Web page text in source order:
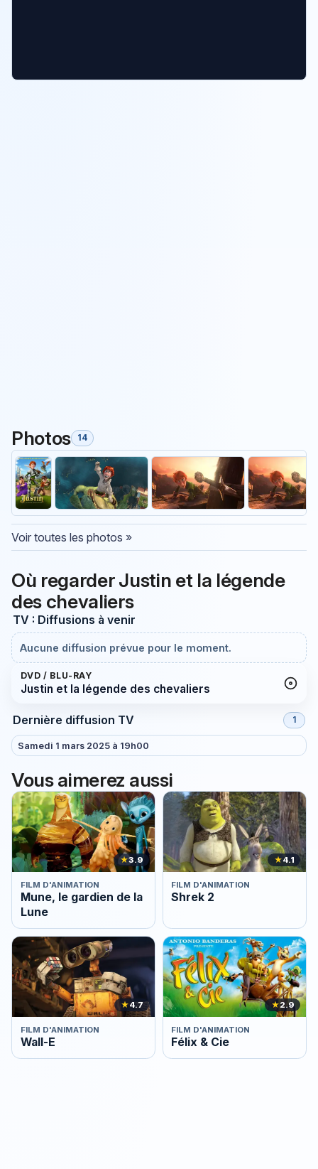
Photos 14
Voir toutes les photos »
Où regarder Justin et la légende
des chevaliers
TV : Diffusions à venir
Aucune diffusion prévue pour le moment.
DVD / BLU-RAY
Justin et la légende des chevaliers
Dernière diffusion TV 1
Samedi 1 mars 2025 à 19h00
Vous aimerez aussi
★3.9
FILM D'ANIMATION
Mune, le gardien de la
Lune
★4.1
FILM D'ANIMATION
Shrek 2
★4.7
FILM D'ANIMATION
Wall-E
★2.9
FILM D'ANIMATION
Félix & Cie